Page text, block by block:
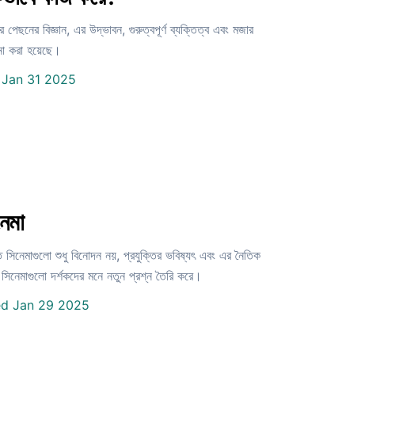
বিজ্ঞান, এর উদ্ভাবন, গুরুত্বপূর্ণ ব্যক্তিত্ব এবং মজার
করা হয়েছে।
31 2025
সিনেমাগুলো শুধু বিনোদন নয়, প্রযুক্তির ভবিষ্যৎ এবং এর নৈতিক
দর্শকদের মনে নতুন প্রশ্ন তৈরি করে।
Jan 29 2025